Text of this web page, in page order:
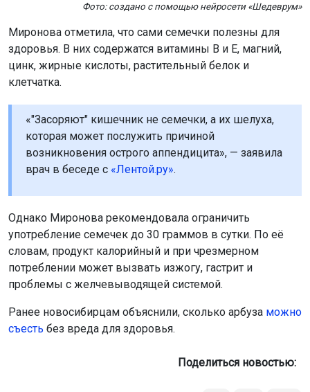
Фото: создано с помощью нейросети «Шедеврум»
Миронова отметила, что сами семечки полезны для
здоровья. В них содержатся витамины B и E, магний,
цинк, жирные кислоты, растительный белок и
клетчатка.
«"Засоряют" кишечник не семечки, а их шелуха,
которая может послужить причиной
возникновения острого аппендицита», — заявила
врач в беседе с «Лентой.ру».
Однако Миронова рекомендовала ограничить
употребление семечек до 30 граммов в сутки. По её
словам, продукт калорийный и при чрезмерном
потреблении может вызвать изжогу, гастрит и
проблемы с желчевыводящей системой.
Ранее новосибирцам объяснили, сколько арбуза можно
съесть без вреда для здоровья.
Поделиться новостью: